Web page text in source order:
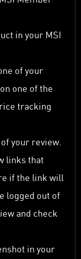
in your MSI
of your
one of the
tracking
your review.
links that
if the link will
logged out of
and check
in your